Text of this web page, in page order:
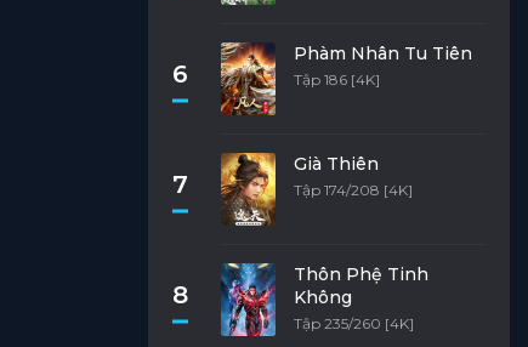
6
Phàm Nhân Tu Tiên
Tập 186 [4K]
7
Già Thiên
Tập 174/208 [4K]
8
Thôn Phệ Tinh
Không
Tập 235/260 [4K]